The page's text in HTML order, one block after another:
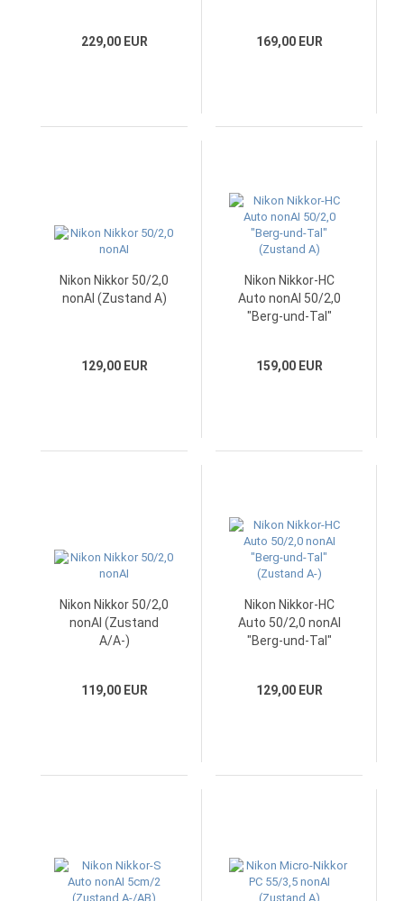
229,00 EUR 169,00 EUR
Nikon Nikkor 50/2,0
nonAI (Zustand A)
129,00 EUR
Nikon Nikkor-HC
Auto nonAI 50/2,0
"Berg-und-Tal"
159,00 EUR
Nikon Nikkor 50/2,0
nonAI (Zustand
A/A-)
119,00 EUR
Nikon Nikkor-HC
Auto 50/2,0 nonAI
"Berg-und-Tal"
129,00 EUR